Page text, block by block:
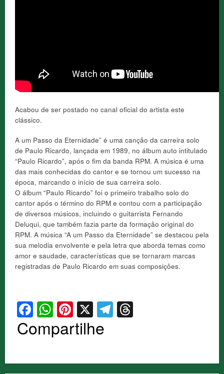
Acabou de ser postado no canal oficial do artista este
clássico.
A um Passo da Eternidade” é uma canção da carreira solo
de Paulo Ricardo, lançada em 1989, no álbum auto intitulado
“Paulo Ricardo”, após o fim da banda RPM. A música é uma
das mais conhecidas do cantor e se tornou um sucesso na
época, marcando o início de sua carreira solo.
O álbum “Paulo Ricardo” foi o primeiro trabalho solo do
cantor após o término do RPM e contou com a participação
de diversos músicos, incluindo o guitarrista Fernando
Deluqui, que também fazia parte da formação original do
RPM. A música “A um Passo da Eternidade” se destacou pela
sua melodia envolvente e pela letra que aborda temas como
amor e saudade, características que se tornaram marcas
registradas de Paulo Ricardo em suas composições.
Facebook
WhatsApp
Pinterest
X Telegram
Compartilhe